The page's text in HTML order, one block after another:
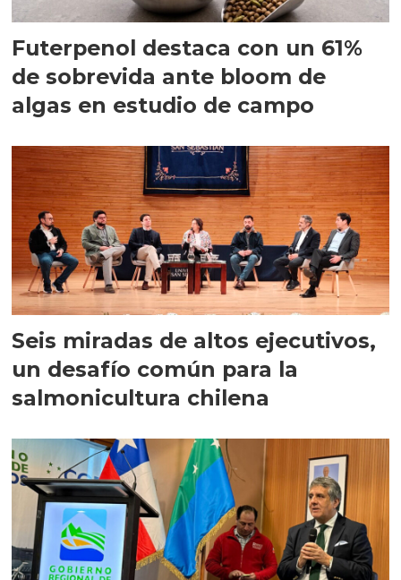
Futerpenol destaca con un 61%
de sobrevida ante bloom de
algas en estudio de campo
Seis miradas de altos ejecutivos,
un desafío común para la
salmonicultura chilena